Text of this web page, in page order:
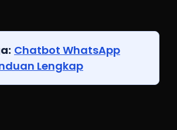
Chatbot WhatsApp
Lengkap